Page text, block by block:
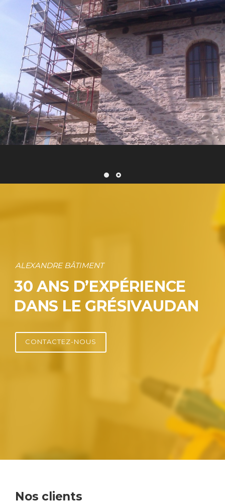
ALEXANDRE BÂTIMENT
30 ANS D’EXPÉRIENCE
DANS LE GRÉSIVAUDAN
CONTACTEZ-NOUS
Nos clients